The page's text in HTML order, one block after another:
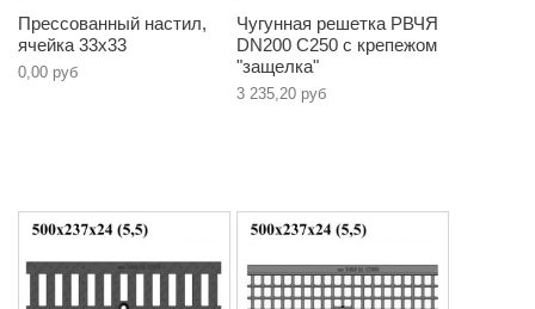
Прессованный настил,
ячейка 33х33
0,00 руб
Чугунная решетка РВЧЯ
DN200 C250 с крепежом
"защелка"
3 235,20 руб